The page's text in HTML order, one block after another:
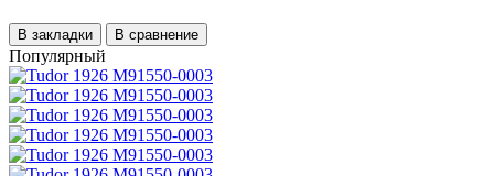
В закладки В сравнение
Популярный